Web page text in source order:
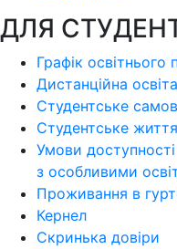
ДЛЯ
Графік
Дистанційна освіта
Студентське
Студентське життя
Умови
з особливими
Проживання в
Кернел
Скринька довіри